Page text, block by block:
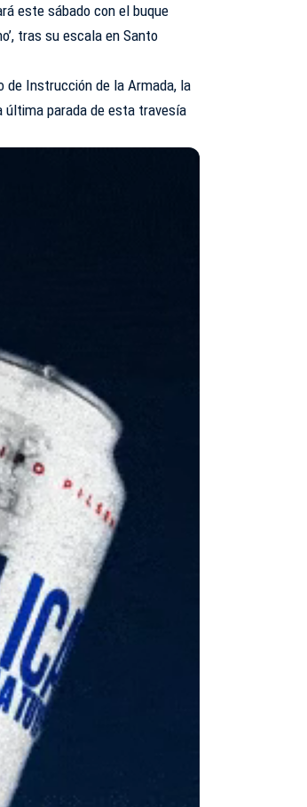
este sábado con el buque
, tras su escala en Santo
de Instrucción de la Armada, la
última parada de esta travesía